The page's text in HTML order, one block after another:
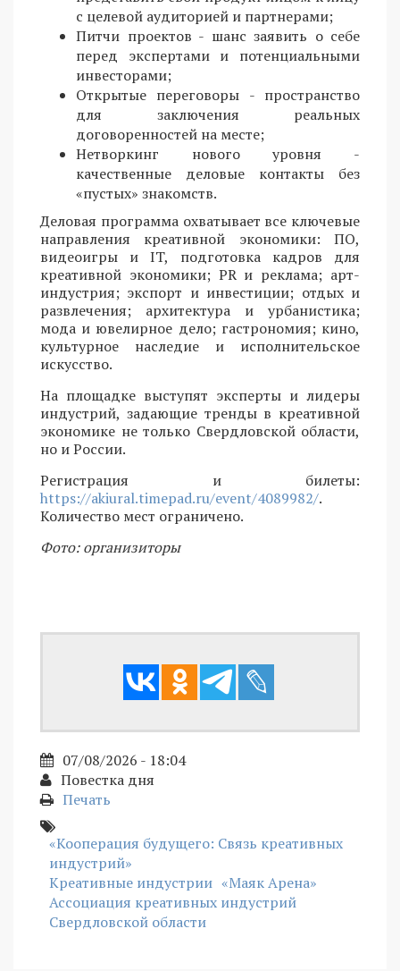
с целевой аудиторией и партнерами;
Питчи проектов - шанс заявить о себе
перед экспертами и потенциальными
инвесторами;
Открытые переговоры - пространство
для заключения реальных
договоренностей на месте;
Нетворкинг нового уровня -
качественные деловые контакты без
«пустых» знакомств.
Деловая программа охватывает все ключевые
направления креативной экономики: ПО,
видеоигры и IT, подготовка кадров для
креативной экономики; PR и реклама; арт-
индустрия; экспорт и инвестиции; отдых и
развлечения; архитектура и урбанистика;
мода и ювелирное дело; гастрономия; кино,
культурное наследие и исполнительское
искусство.
На площадке выступят эксперты и лидеры
индустрий, задающие тренды в креативной
экономике не только Свердловской области,
но и России.
Регистрация и билеты:
https://akiural.timepad.ru/event/4089982/.
Количество мест ограничено.
Фото: организиторы
07/08/2026 - 18:04
Повестка дня
Печать
«Кооперация будущего: Связь креативных
индустрий»
Креативные индустрии «Маяк Арена»
Ассоциация креативных индустрий
Свердловской области